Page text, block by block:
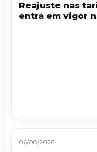
Reajuste nas
entra em vigor
06/08/2026